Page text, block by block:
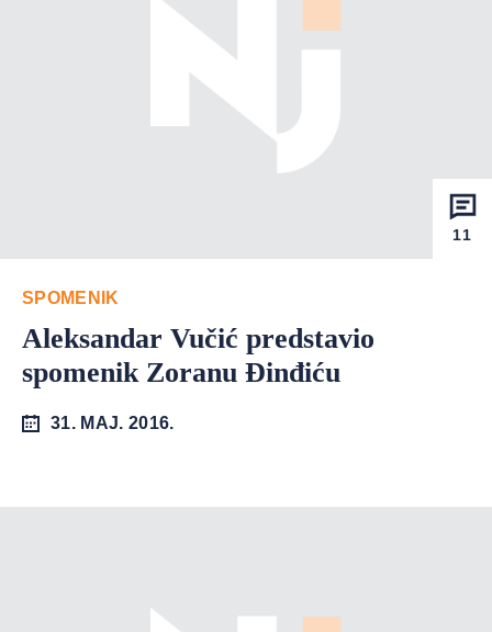
11
SPOMENIK
Aleksandar Vučić predstavio
spomenik Zoranu Đinđiću
31. MAJ. 2016.